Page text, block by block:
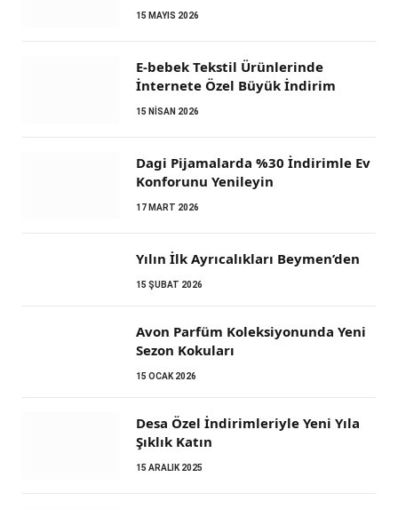
15 MAYIS 2026
E-bebek Tekstil Ürünlerinde
İnternete Özel Büyük İndirim
15 NISAN 2026
Dagi Pijamalarda %30 İndirimle Ev
Konforunu Yenileyin
17 MART 2026
Yılın İlk Ayrıcalıkları Beymen’den
15 ŞUBAT 2026
Avon Parfüm Koleksiyonunda Yeni
Sezon Kokuları
15 OCAK 2026
Desa Özel İndirimleriyle Yeni Yıla
Şıklık Katın
15 ARALIK 2025